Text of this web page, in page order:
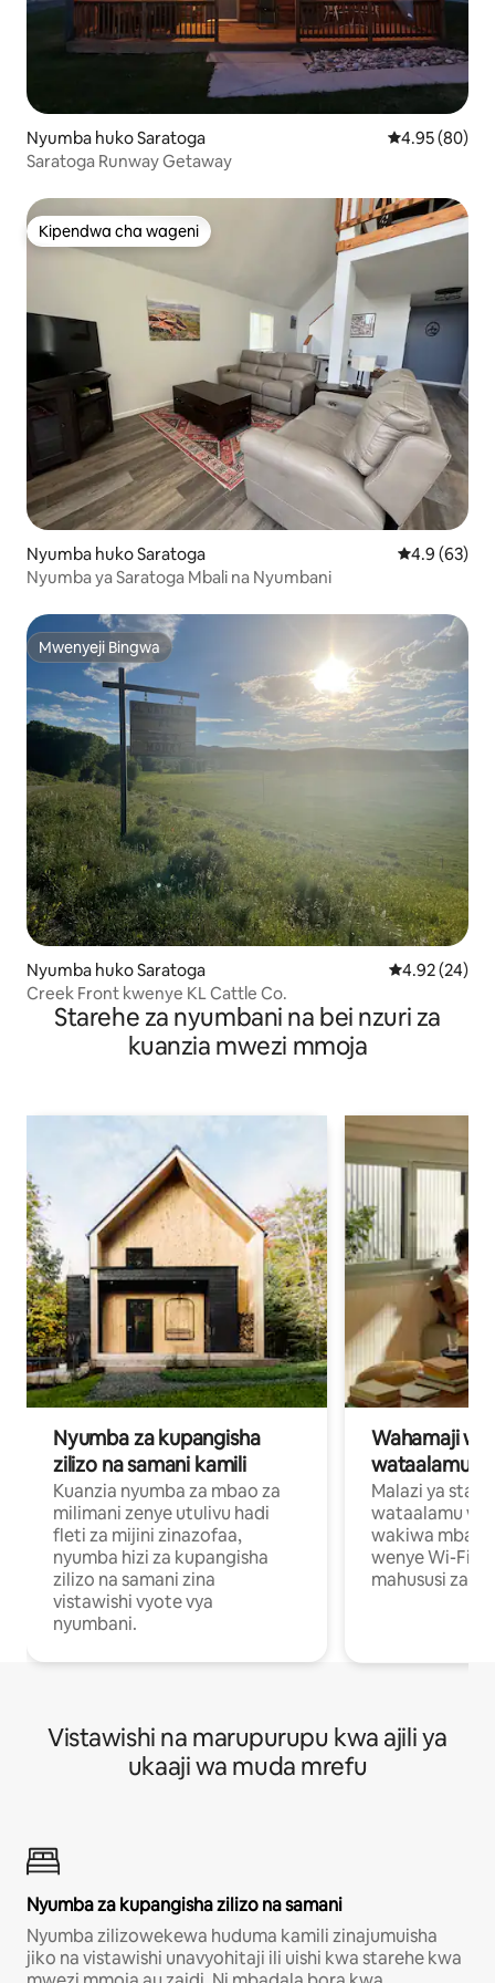
Nyumba huko Saratoga Ukadiriaji wa
4.95 (80)
Saratoga Runway Getaway
Kipendwa cha wageni
Kipendwa cha wageni
Nyumba huko Saratoga Ukadiriaji
4.9 (63)
Nyumba ya Saratoga Mbali na Nyumbani
Mwenyeji Bingwa
Mwenyeji Bingwa
Nyumba huko Saratoga Ukadiriaji wa
4.92 (24)
Creek Front kwenye KL Cattle Co.
Starehe za nyumbani na bei nzuri za
kuanzia mwezi mmoja
Nyumba za kupangisha
zilizo na samani kamili
Kuanzia nyumba za mbao za
milimani zenye utulivu hadi
fleti za mijini zinazofaa,
nyumba hizi za kupangisha
zilizo na samani zina
vistawishi vyote vya
nyumbani.
Wahamaji
wataalamu
Malazi ya
wataalamu
wakiwa mbali
wenye Wi-Fi
mahususi za
Vistawishi na marupurupu kwa ajili ya
ukaaji wa muda mrefu
Nyumba za kupangisha zilizo na samani
Nyumba zilizowekewa huduma kamili zinajumuisha
jiko na vistawishi unavyohitaji ili uishi kwa starehe kwa